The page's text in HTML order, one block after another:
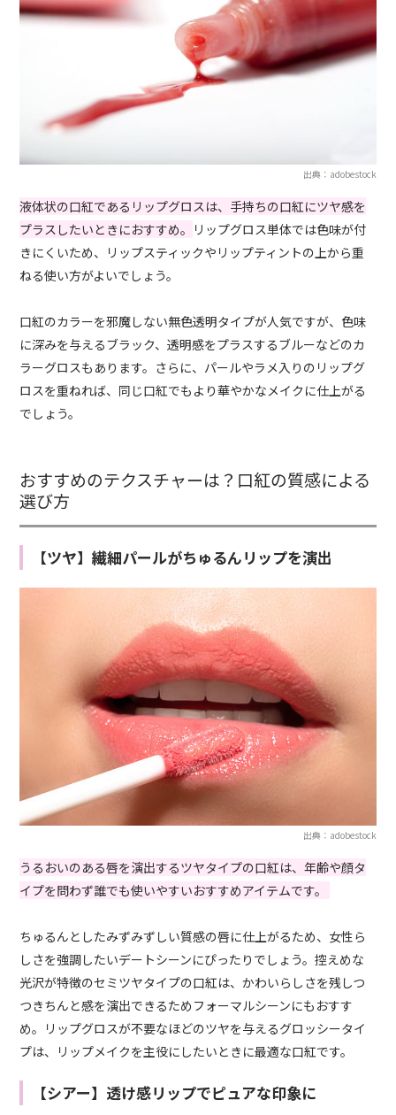
出典：adobestock
液体状の口紅であるリップグロスは、手持ちの口紅にツヤ感を
プラスしたいときにおすすめ。 リップグロス単体では色味が付
きにくいため、リップスティックやリップティントの上から重
ねる使い方がよいでしょう。
口紅のカラーを邪魔しない無色透明タイプが人気ですが、色味
に深みを与えるブラック、透明感をプラスするブルーなどのカ
ラーグロスもあります。さらに、パールやラメ入りのリップグ
ロスを重ねれば、同じ口紅でもより華やかなメイクに仕上がる
でしょう。
おすすめのテクスチャーは？口紅の質感による
選び方
【ツヤ】繊細パールがちゅるんリップを演出
出典：adobestock
うるおいのある唇を演出するツヤタイプの口紅は、年齢や顔タ
イプを問わず誰でも使いやすいおすすめアイテムです。
ちゅるんとしたみずみずしい質感の唇に仕上がるため、女性ら
しさを強調したいデートシーンにぴったりでしょう。控えめな
光沢が特徴のセミツヤタイプの口紅は、かわいらしさを残しつ
つきちんと感を演出できるためフォーマルシーンにもおすす
め。リップグロスが不要なほどのツヤを与えるグロッシータイ
プは、リップメイクを主役にしたいときに最適な口紅です。
【シアー】透け感リップでピュアな印象に